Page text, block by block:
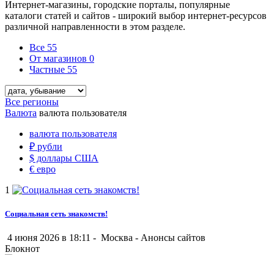
Интернет-магазины, городские порталы, популярные
каталоги статей и сайтов - широкий выбор интернет-ресурсов
различной направленности в этом разделе.
Все 55
От магазинов 0
Частные 55
Все регионы
Валюта валюта пользователя
валюта пользователя
₽ рубли
$ доллары США
€ евро
1
Социальная сеть знакомств!
4 июня 2026 в 18:11 - Москва - Анонсы сайтов
Блокнот